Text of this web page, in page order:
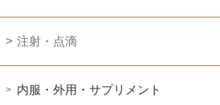
注射・点滴
内服・外用・サプリメント